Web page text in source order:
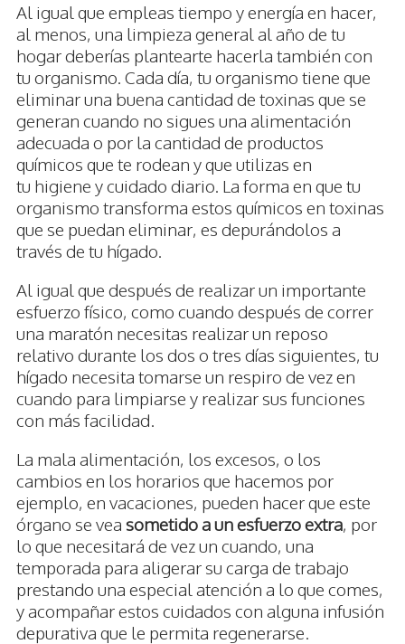
Al igual que empleas tiempo y energía en hacer,
al menos, una limpieza general al año de tu
hogar deberías plantearte hacerla también con
tu organismo. Cada día, tu organismo tiene que
eliminar una buena cantidad de toxinas que se
generan cuando no sigues una alimentación
adecuada o por la cantidad de productos
químicos que te rodean y que utilizas en
tu higiene y cuidado diario. La forma en que tu
organismo transforma estos químicos en toxinas
que se puedan eliminar, es depurándolos a
través de tu hígado.
Al igual que después de realizar un importante
esfuerzo físico, como cuando después de correr
una maratón necesitas realizar un reposo
relativo durante los dos o tres días siguientes, tu
hígado necesita tomarse un respiro de vez en
cuando para limpiarse y realizar sus funciones
con más facilidad.
La mala alimentación, los excesos, o los
cambios en los horarios que hacemos por
ejemplo, en vacaciones, pueden hacer que este
órgano se vea sometido a un esfuerzo extra, por
lo que necesitará de vez un cuando, una
temporada para aligerar su carga de trabajo
prestando una especial atención a lo que comes,
y acompañar estos cuidados con alguna infusión
depurativa que le permita regenerarse.